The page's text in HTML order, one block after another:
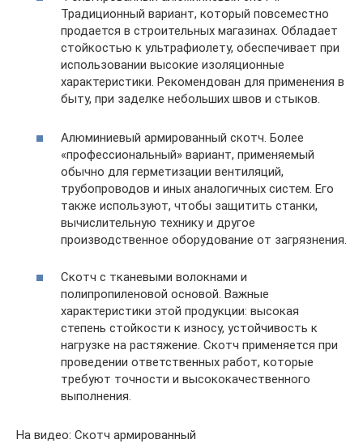
Традиционный вариант, который повсеместно
продается в строительных магазинах. Обладает
стойкостью к ультрафиолету, обеспечивает при
использовании высокие изоляционные
характеристики. Рекомендован для применения в
быту, при заделке небольших швов и стыков.
Алюминиевый армированный скотч. Более
«профессиональный» вариант, применяемый
обычно для герметизации вентиляций,
трубопроводов и иных аналогичных систем. Его
также используют, чтобы защитить станки,
вычислительную технику и другое
производственное оборудование от загрязнения.
Скотч с тканевыми волокнами и
полипропиленовой основой. Важные
характеристики этой продукции: высокая
степень стойкости к износу, устойчивость к
нагрузке на растяжение. Скотч применяется при
проведении ответственных работ, которые
требуют точности и высококачественного
выполнения.
На видео: Скотч армированный